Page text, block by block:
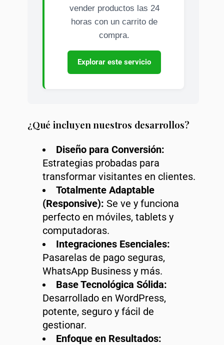
vender productos las 24
horas con un carrito de
compra.
Explorar este servicio
¿Qué incluyen nuestros desarrollos?
Diseño para Conversión:
Estrategias probadas para
transformar visitantes en clientes.
Totalmente Adaptable
(Responsive): Se ve y funciona
perfecto en móviles, tablets y
computadoras.
Integraciones Esenciales:
Pasarelas de pago seguras,
WhatsApp Business y más.
Base Tecnológica Sólida:
Desarrollado en WordPress,
potente, seguro y fácil de
gestionar.
Enfoque en Resultados: